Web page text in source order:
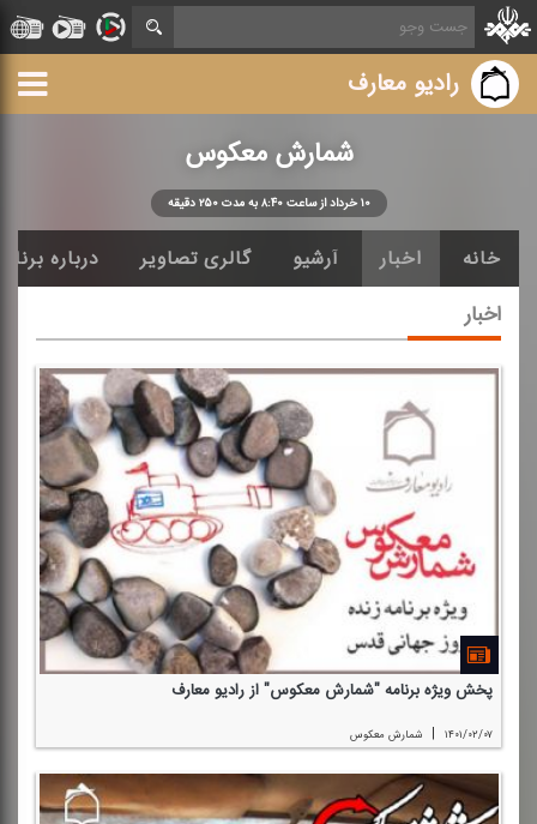
رادیو معارف
شمارش معكوس
۱۰ خرداد از ساعت ۸:۴۰ به مدت ۲۵۰ دقیقه
خانه اخبار آرشیو گالری تصاویر درباره
اخبار
پخش ویژه برنامه "شمارش معكوس" از رادیو معارف
۱۴۰۱/۰۲/۰۷ | شمارش معكوس